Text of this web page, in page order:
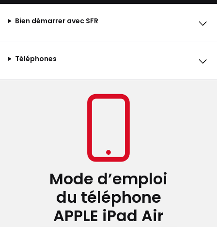
Bien démarrer avec SFR
Téléphones
Mode d’emploi
du téléphone
APPLE iPad Air